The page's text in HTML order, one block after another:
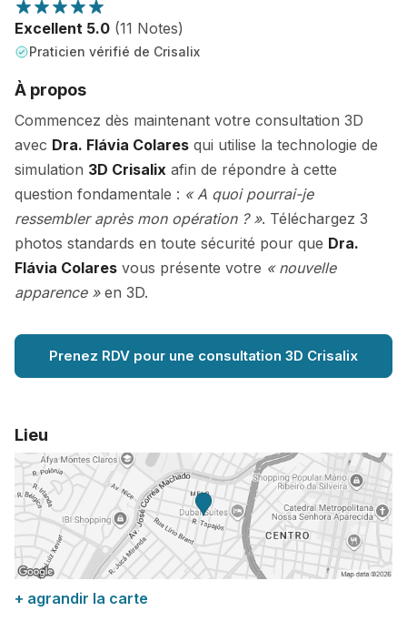
Excellent 5.0 (11 Notes)
Praticien vérifié de Crisalix
À propos
Commencez dès maintenant votre consultation 3D
avec Dra. Flávia Colares qui utilise la technologie de
simulation 3D Crisalix afin de répondre à cette
question fondamentale : « A quoi pourrai-je
ressembler après mon opération ? ». Téléchargez 3
photos standards en toute sécurité pour que Dra.
Flávia Colares vous présente votre « nouvelle
apparence »en 3D.
Prenez RDV pour une consultation 3D Crisalix
Lieu
+ agrandir la carte